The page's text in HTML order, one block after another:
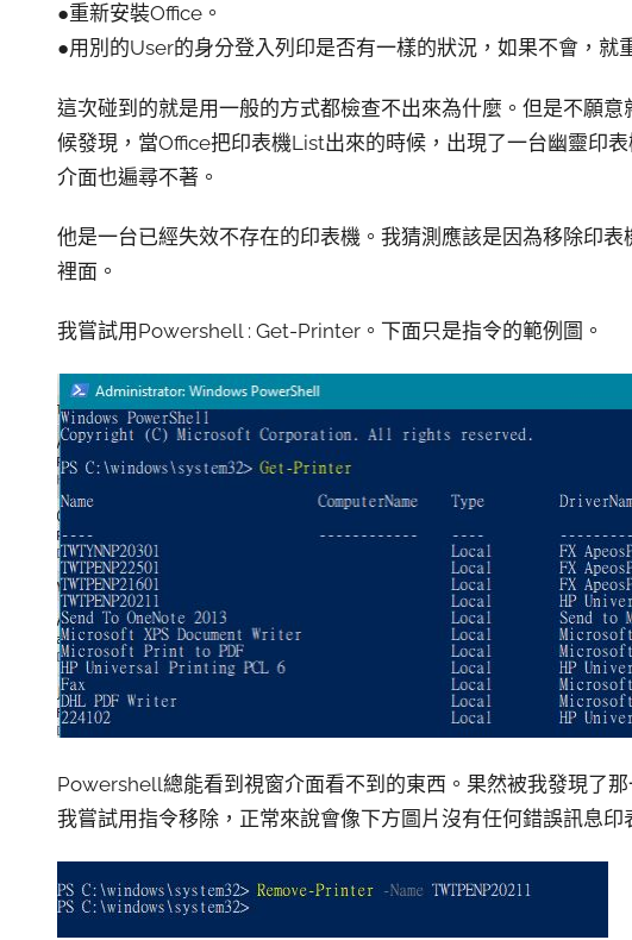
●重新安裝Office。
●用別的User的身分登入列印是否有一樣的狀況，如果不會，就
這次碰到的就是用一般的方式都檢查不出來為什麼。但是不願
候發現，當Office把印表機List出來的時候，出現了一台幽靈印
介面也遍尋不著。
他是一台已經失效不存在的印表機。我猜測應該是因為移除印
裡面。
我嘗試用Powershell : Get-Printer。下面只是指令的範例圖。
Powershell總能看到視窗介面看不到的東西。果然被我發現了那
我嘗試用指令移除，正常來說會像下方圖片沒有任何錯誤訊息印